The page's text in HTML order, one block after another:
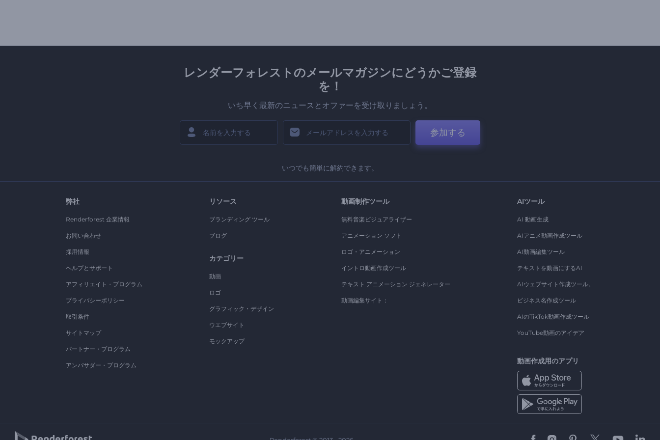
レンダーフォレストのメールマガジンにどうかご登録
を！
いち早く最新のニュースとオファーを受け取りましょう。
参加する
いつでも簡単に解約できます。
弊社
Renderforest 企業情報
お問い合わせ
採用情報
ヘルプとサポート
アフィリエイト・プログラム
プライバシーポリシー
取引条件
サイトマップ
パートナー・プログラム
アンバサダー・プログラム
リソース
ブランディング ツール
ブログ
カテゴリー
動画
ロゴ
グラフィック・デザイン
ウエブサイト
モックアップ
動画制作ツール
無料音楽ビジュアライザー
アニメーション ソフト
ロゴ・アニメーション
イントロ動画作成ツール
テキスト アニメーション ジェネレーター
動画編集サイト：
AIツール
AI 動画生成
AIアニメ動画作成ツール
AI動画編集ツール
テキストを動画にするAI
AIウェブサイト作成ツール。
ビジネス名作成ツール
AIのTikTok動画作成ツール
YouTube動画のアイデア
動画作成用のアプリ